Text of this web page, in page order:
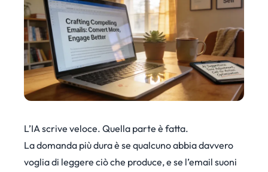
L’IA scrive veloce. Quella parte è fatta.
La domanda più dura è se qualcuno abbia davvero
voglia di leggere ciò che produce, e se l’email suoni